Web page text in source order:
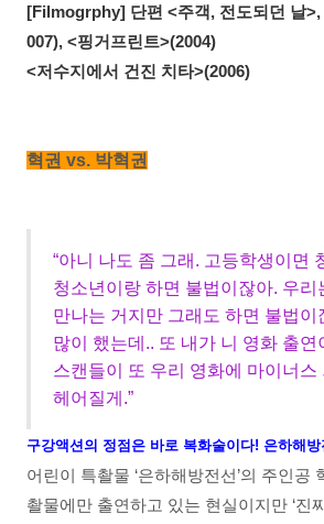
[Filmogrphy] 단편 <주객, 전도되던 날
007), <핑거프린트>(2004)
<저수지에서 건진 치타>(2006)
혁권 vs. 박혁권
“아니 나도 좀 그래. 고등학생이면
청소년이랑 하면 불법이잖아. 우리
만나는 거지만 그래도 하면 불법이
많이 했는데.. 또 내가 니 영화 출연
스캔들이 또 우리 영화에 마이너스
헤어질게.”
구강액션의 정점은 바로 복화술이다! 은하해방
어린이 특촬물 ‘은하해방전선’의 주인공
촬물에만 출연하고 있는 현실이지만 ‘진